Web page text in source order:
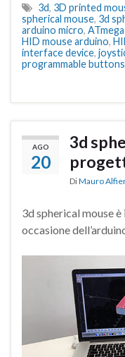
3d, 3D printed
spherical mouse, 3d
arduino micro,
HID mouse arduino,
interface device,
programmable buttons
AGO
20
3d
DiMauro
3d spherical mouse
occasione